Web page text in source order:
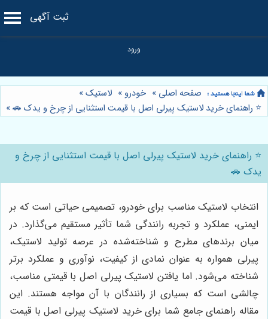
ثبت آگهی
صفحه اصلی » خودرو » لاستیک»
⭐️ راهنمای خرید لاستیک پیرلی اصل با قیمت استثنایی از چرخ و یدک 🚗»
⭐️ راهنمای خرید لاستیک پیرلی اصل با قیمت استثنایی از چرخ و
یدک 🚗
انتخاب لاستیک مناسب برای خودرو، تصمیمی حیاتی است که بر
ایمنی، عملکرد و تجربه رانندگی شما تأثیر مستقیم می‌گذارد. در
میان برندهای مطرح و شناخته‌شده در عرصه تولید لاستیک،
پیرلی همواره به عنوان نمادی از کیفیت، نوآوری و عملکرد برتر
شناخته می‌شود. اما یافتن لاستیک پیرلی اصل با قیمتی مناسب،
چالشی است که بسیاری از رانندگان با آن مواجه هستند. این
مقاله راهنمای جامع شما برای خرید لاستیک پیرلی اصل با قیمت